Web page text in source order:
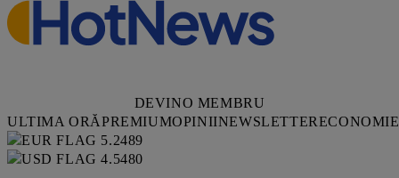
DEVINO MEMBRU
ULTIMA ORĂPREMIUMOPINIINEWSLETTERECONOMIE
5.2489
4.5480